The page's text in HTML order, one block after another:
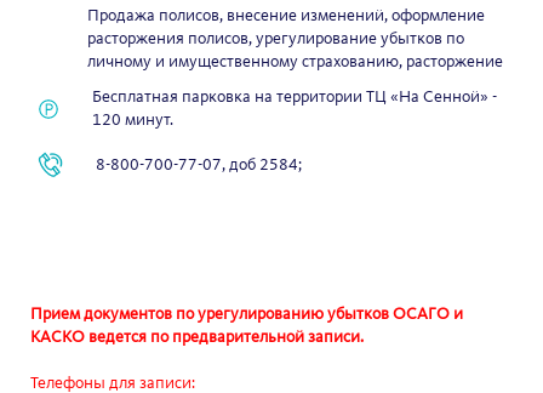
Продажа полисов, внесение изменений, оформление
расторжения полисов, урегулирование убытков по
личному и имущественному страхованию, расторжение
Бесплатная парковка на территории ТЦ «На Сенной» -
120 минут.
8-800-700-77-07, доб 2584;
Прием документов по урегулированию убытков ОСАГО и
КАСКО ведется по предварительной записи.
Телефоны для записи: